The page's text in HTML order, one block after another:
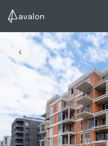
ЧИТАТИ ІСТОРІЮ